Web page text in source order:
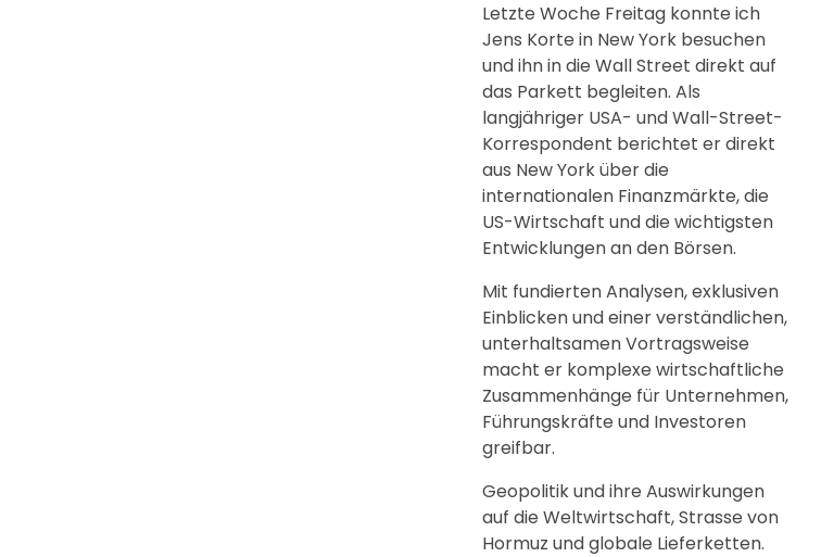
Letzte Woche Freitag konnte ich
Jens Korte in New York besuchen
und ihn in die Wall Street direkt auf
das Parkett begleiten. Als
langjähriger USA- und Wall-Street-
Korrespondent berichtet er direkt
aus New York über die
internationalen Finanzmärkte, die
US-Wirtschaft und die wichtigsten
Entwicklungen an den Börsen.
Mit fundierten Analysen, exklusiven
Einblicken und einer verständlichen,
unterhaltsamen Vortragsweise
macht er komplexe wirtschaftliche
Zusammenhänge für Unternehmen,
Führungskräfte und Investoren
greifbar.
Geopolitik und ihre Auswirkungen
auf die Weltwirtschaft, Strasse von
Hormuz und globale Lieferketten.